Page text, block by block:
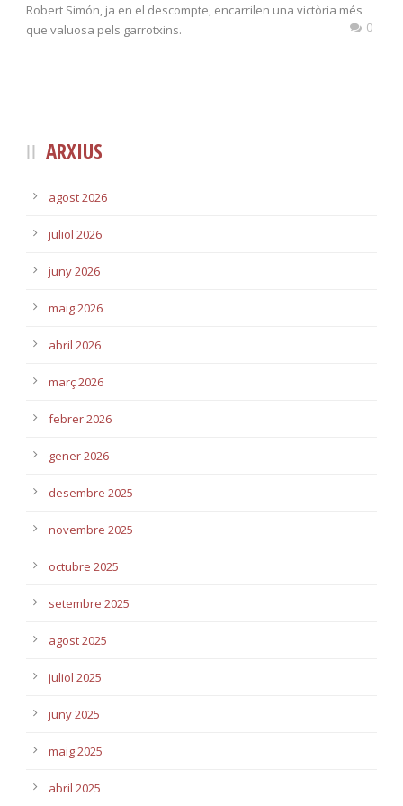
Robert Simón, ja en el descompte, encarrilen una victòria més
que valuosa pels garrotxins.
0
ARXIUS
agost 2026
juliol 2026
juny 2026
maig 2026
abril 2026
març 2026
febrer 2026
gener 2026
desembre 2025
novembre 2025
octubre 2025
setembre 2025
agost 2025
juliol 2025
juny 2025
maig 2025
abril 2025